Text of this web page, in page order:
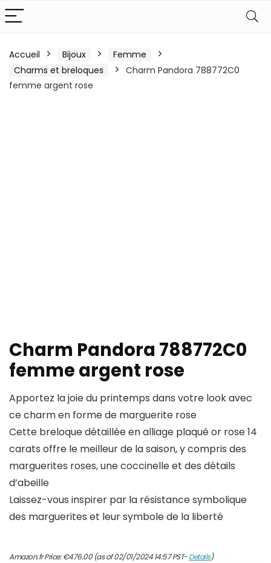
Accueil Bijoux
Femme
Charms et breloques
Charm Pandora 788772C0
femme argent rose
Charm Pandora 788772C0
femme argent rose
Apportez la joie du printemps dans votre look avec
ce charm en forme de marguerite rose
Cette breloque détaillée en alliage plaqué or rose 14
carats offre le meilleur de la saison, y compris des
marguerites roses, une coccinelle et des détails
d’abeille
Laissez-vous inspirer par la résistance symbolique
des marguerites et leur symbole de la liberté
Amazon.fr Price:€476.00(as of 02/01/2024 14:57 PST-Details)